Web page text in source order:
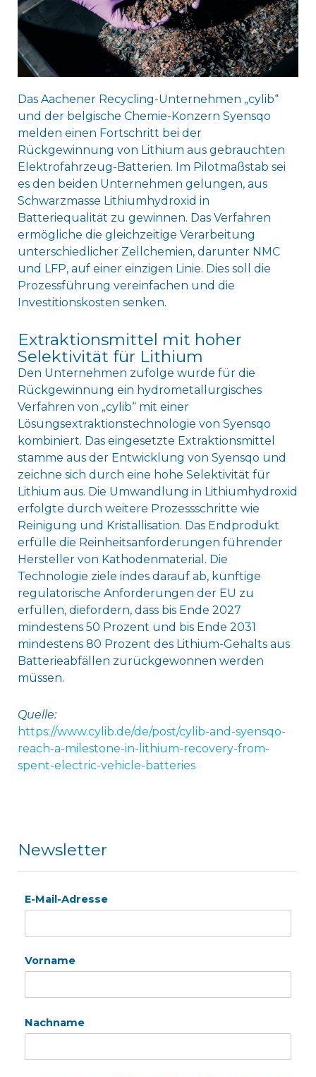
Das Aachener Recycling-Unternehmen „cylib“
und der belgische Chemie-Konzern Syensqo
melden einen Fortschritt bei der
Rückgewinnung von Lithium aus gebrauchten
Elektrofahrzeug-Batterien. Im Pilotmaßstab sei
es den beiden Unternehmen gelungen, aus
Schwarzmasse Lithiumhydroxid in
Batteriequalität zu gewinnen. Das Verfahren
ermögliche die gleichzeitige Verarbeitung
unterschiedlicher Zellchemien, darunter NMC
und LFP, auf einer einzigen Linie. Dies soll die
Prozessführung vereinfachen und die
Investitionskosten senken.
Extraktionsmittel mit hoher
Selektivität für Lithium
Den Unternehmen zufolge wurde für die
Rückgewinnung ein hydrometallurgisches
Verfahren von „cylib“ mit einer
Lösungsextraktionstechnologie von Syensqo
kombiniert. Das eingesetzte Extraktionsmittel
stamme aus der Entwicklung von Syensqo und
zeichne sich durch eine hohe Selektivität für
Lithium aus. Die Umwandlung in Lithiumhydroxid
erfolgte durch weitere Prozessschritte wie
Reinigung und Kristallisation. Das Endprodukt
erfülle die Reinheitsanforderungen führender
Hersteller von Kathodenmaterial. Die
Technologie ziele indes darauf ab, künftige
regulatorische Anforderungen der EU zu
erfüllen, diefordern, dass bis Ende 2027
mindestens 50 Prozent und bis Ende 2031
mindestens 80 Prozent des Lithium-Gehalts aus
Batterieabfällen zurückgewonnen werden
müssen.
Quelle:
https://www.cylib.de/de/post/cylib-and-syensqo-
reach-a-milestone-in-lithium-recovery-from-
spent-electric-vehicle-batteries
Newsletter
E-Mail-Adresse
Vorname
Nachname